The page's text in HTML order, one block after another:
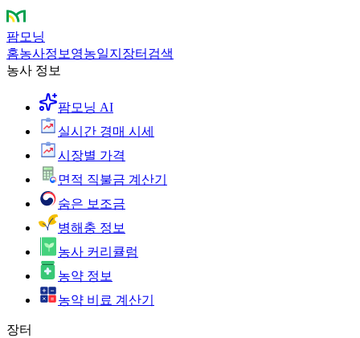
팜모닝
홈농사정보 영농일지 장터 검색
농사 정보
팜모닝 AI
실시간 경매 시세
시장별 가격
면적 직불금 계산기
숨은 보조금
병해충 정보
농사 커리큘럼
농약 정보
농약 비료 계산기
장터